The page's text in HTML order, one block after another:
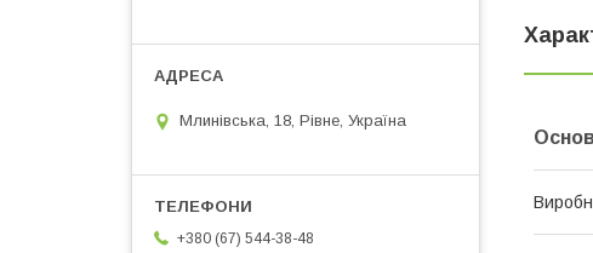
Млинівська, 18, Рівне, Україна
+380 (67) 544-38-48